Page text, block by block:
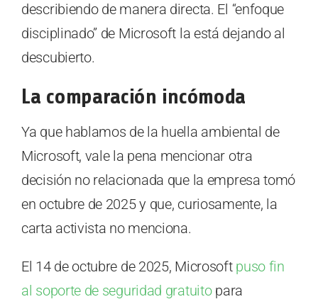
describiendo de manera directa. El “enfoque
disciplinado” de Microsoft la está dejando al
descubierto.
La comparación incómoda
Ya que hablamos de la huella ambiental de
Microsoft, vale la pena mencionar otra
decisión no relacionada que la empresa tomó
en octubre de 2025 y que, curiosamente, la
carta activista no menciona.
El 14 de octubre de 2025, Microsoft puso fin
al soporte de seguridad gratuitopara